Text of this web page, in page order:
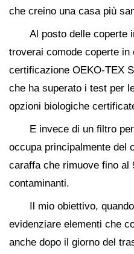
che creino una casa più
Al posto delle coperte
troverai comode coperte in
certificazione OEKO-TEX
che ha superato i test per
opzioni biologiche
E invece di un filtro
occupa principalmente del
caraffa che rimuove fino al
contaminanti.
Il mio obiettivo,
evidenziare elementi che
anche dopo il giorno del